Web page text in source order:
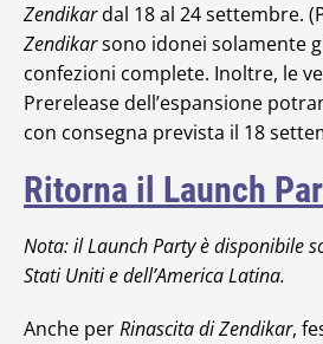
Zendikardal 18 al 24 settembre.
Zendikarsono idonei solamente
confezioni complete. Inoltre, le
Prerelease dell’espansione
con consegna prevista il 18
Ritorna il Launch
Nota: il Launch Party è disponibile
Stati Uniti e dell’America Latina.
Anche perRinascita di Zendikar,